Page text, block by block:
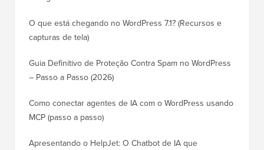
O que está chegando no WordPress 7.1? (Recursos e
capturas de tela)
Guia Definitivo de Proteção Contra Spam no WordPress
– Passo a Passo (2026)
Como conectar agentes de IA com o WordPress usando
MCP (passo a passo)
Apresentando o HelpJet: O Chatbot de IA que